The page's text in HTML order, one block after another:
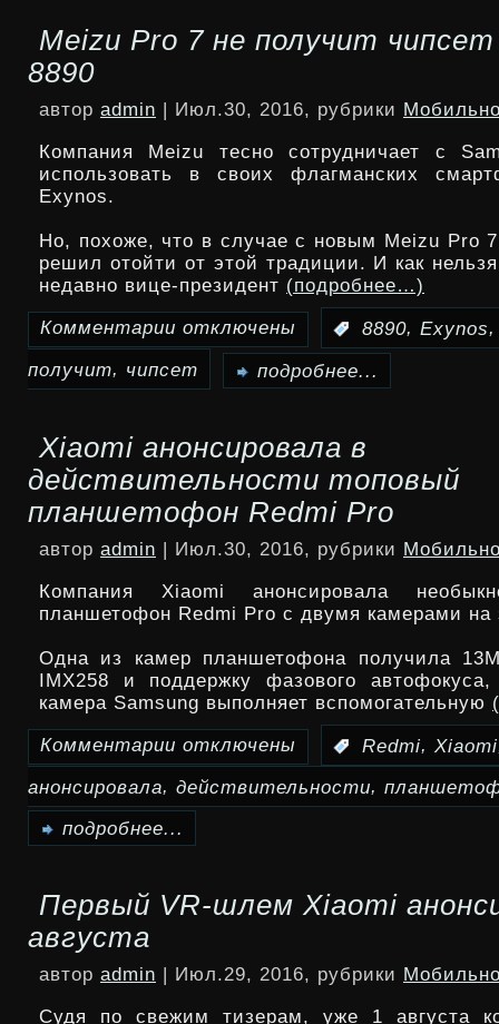
характеристики
ZTE
Axon
Mini
Meizu Pro 7 не получит
8890
автор admin | Июл.30, 2016, рубрики
Компания Meizu тесно сотрудничает с
использовать в своих флагманских
Exynos.
Но, похоже, что в случае с новым Meizu Pro
решил отойти от этой традиции. И как
недавно вице-президент (подробнее…)
Комментарии
записи
Pro
7
не
чипсет
8890
отключены 8890, Exynos
получит, чипсет подробнее...
Xiaomi анонсировала в
действительности топовый
планшетофон Redmi Pro
автор admin | Июл.30, 2016, рубрики
Компания Xiaomi анонсировала
планшетофон Redmi Pro с двумя камерами на
Одна из камер планшетофона получила
IMX258 и поддержку фазового
камера Samsung выполняет вспомогательную
Комментарии
записи
в
топовый
отключены Redmi, Xiaomi
анонсировала, действительности,
подробнее...
Первый VR-шлем Xiaomi
августа
автор admin | Июл.29, 2016, рубрики
Судя по свежим тизерам, уже 1 августа